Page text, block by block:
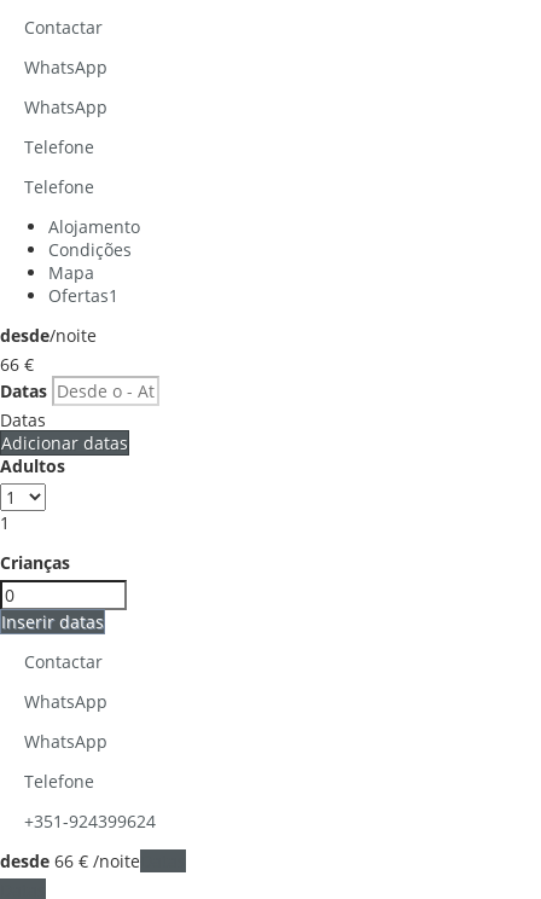
Contactar
WhatsApp
WhatsApp
Telefone
Telefone
Alojamento
Condições
Mapa
Ofertas1
desde/noite
66 €
Datas
Datas
Adicionar datas
Adultos
1
Crianças
Inserir datas
Contactar
WhatsApp
WhatsApp
Telefone
+351-924399624
desde 66 € /noite